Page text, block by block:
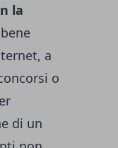
la
a
o
di un